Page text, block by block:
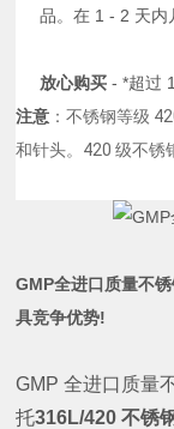
品。在 1 - 2 天内
放心购买 - *超过
注意 ：不锈钢等级
和针头。420 级不锈
GMP全进口质量不
具竞争优势!
GMP 全进口质量
托316L/420 不锈